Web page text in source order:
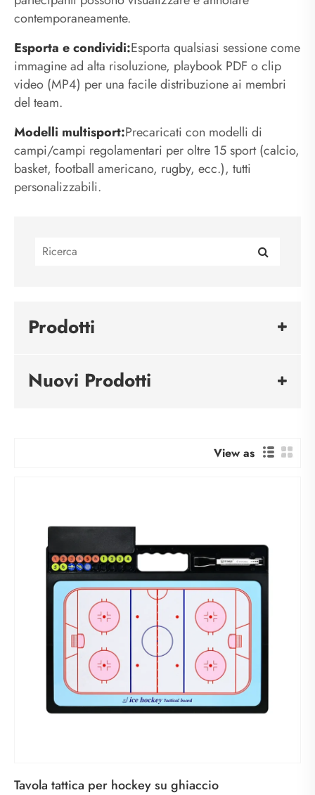
contemporaneamente.
Esporta e condividi:Esporta qualsiasi sessione come
immagine ad alta risoluzione, playbook PDF o clip
video (MP4) per una facile distribuzione ai membri
del team.
Modelli multisport:Precaricati con modelli di
campi/campi regolamentari per oltre 15 sport (calcio,
basket, football americano, rugby, ecc.), tutti
personalizzabili.
Prodotti
Nuovi Prodotti
View as
Tavola tattica per hockey su ghiaccio